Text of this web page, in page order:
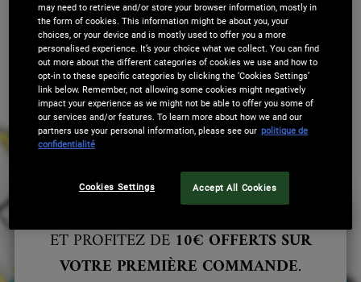
ET PROFITEZ DE 10€ OFFERTS SUR
VOTRE PREMIÈRE COMMANDE.
may need to retrieve and/or store your browser information, mostly in
the form of cookies. This information might be about you, your
choices, or your device and is mostly used to offer you a more
personalised experience. It’s your choice what we collect. You can find
out more about the different categories of cookies we use and how to
opt-in to these specific categories by clicking the ‘Cookies Settings’
link below. Remember, not allowing some cookies might negatively
impact your experience as we might not be able to offer you some of
our services and/or features. To learn more about how we and our
partners use your personal information, please see our politique de
confidentialité
Cookies Settings Accept All Cookies